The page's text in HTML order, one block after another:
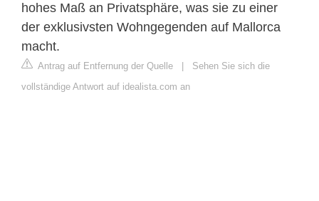
hohes Maß an Privatsphäre, was sie zu einer
der exklusivsten Wohngegenden auf Mallorca
macht.
Antrag auf Entfernung der Quelle
Sehen Sie sich die
vollständige Antwort auf idealista.com an